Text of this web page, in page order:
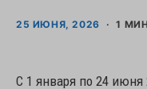
25 ИЮНЯ, 2026 1
С 1 января по 24 июня